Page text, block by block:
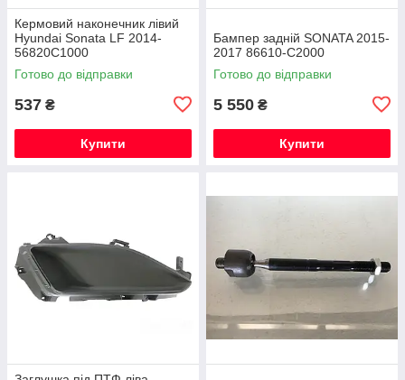
Кермовий наконечник лівий
Hyundai Sonata LF 2014-
56820C1000
Готово до відправки
537 ₴
Купити
Бампер задній SONATA 2015-
2017 86610-C2000
Готово до відправки
5 550 ₴
Купити